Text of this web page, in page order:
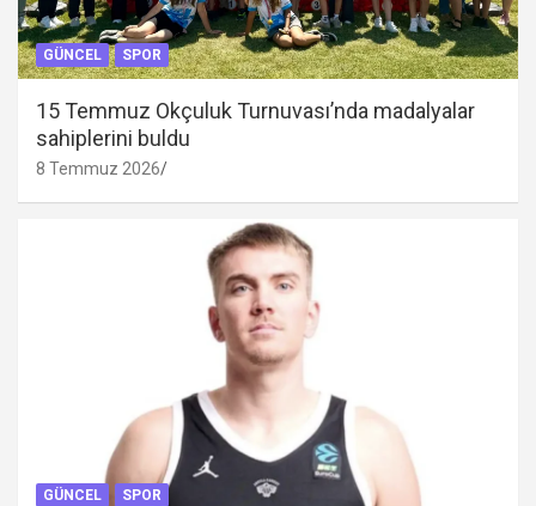
GÜNCEL SPOR
15 Temmuz Okçuluk Turnuvası’nda madalyalar
sahiplerini buldu
8 Temmuz 2026
GÜNCEL SPOR